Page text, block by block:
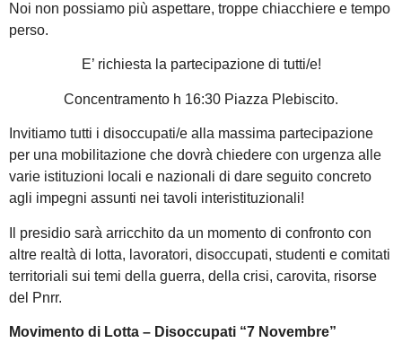
Noi non possiamo più aspettare, troppe chiacchiere e tempo
perso.
E’ richiesta la partecipazione di tutti/e!
Concentramento h 16:30 Piazza Plebiscito.
Invitiamo tutti i disoccupati/e alla massima partecipazione
per una mobilitazione che dovrà chiedere con urgenza alle
varie istituzioni locali e nazionali di dare seguito concreto
agli impegni assunti nei tavoli interistituzionali!
Il presidio sarà arricchito da un momento di confronto con
altre realtà di lotta, lavoratori, disoccupati, studenti e comitati
territoriali sui temi della guerra, della crisi, carovita, risorse
del Pnrr.
Movimento di Lotta – Disoccupati “7 Novembre”